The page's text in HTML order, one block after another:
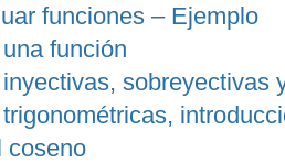
funciones – Ejemplo
función
sobreyectivas
coseno